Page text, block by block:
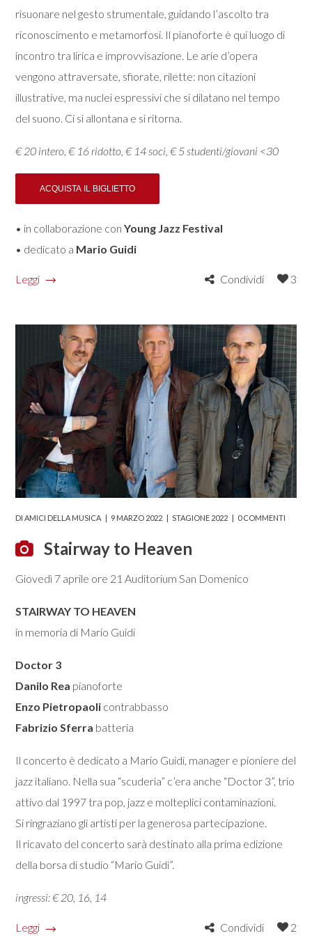
risuonare nel gesto strumentale, guidando l’ascolto tra
riconoscimento e metamorfosi. Il pianoforte è qui luogo di
incontro tra lirica e improvvisazione. Le arie d’opera
vengono attraversate, sfiorate, rilette: non citazioni
illustrative, ma nuclei espressivi che si dilatano nel tempo
del suono. Ci si allontana e si ritorna.
€ 20 intero, € 16 ridotto, € 14 soci, € 5 studenti/giovani <30
• in collaborazione conYoung Jazz Festival
• dedicato a Mario Guidi
Leggi Condividi 3
DIAMICI DELLA MUSICA 9 MARZO 2022 STAGIONE 2022 0 COMMENTI
Stairway to Heaven
Giovedì 7 aprile ore 21 Auditorium San Domenico
STAIRWAY TO HEAVEN
in memoria di Mario Guidi
Doctor 3
Danilo Rea pianoforte
Enzo Pietropaoli contrabbasso
Fabrizio Sferra batteria
Il concerto è dedicato a Mario Guidi, manager e pioniere del
jazz italiano. Nella sua “scuderia” c’era anche “Doctor 3”, trio
attivo dal 1997 tra pop, jazz e molteplici contaminazioni.
Si ringraziano gli artisti per la generosa partecipazione.
Il ricavato del concerto sarà destinato alla prima edizione
della borsa di studio “Mario Guidi”.
ingressi: € 20, 16, 14
Leggi Condividi 2